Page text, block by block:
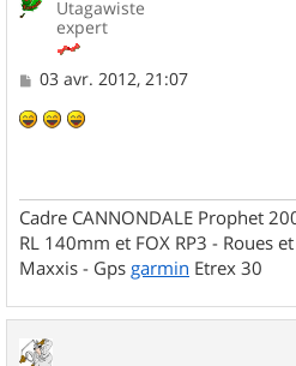
Utagawiste
expert
M
s
03 avr. 2012, 21:07
Cadre CANNONDALE Prophet
RL 140mm et FOX RP3 - Roues
Maxxis - Gps garmin Etrex 30